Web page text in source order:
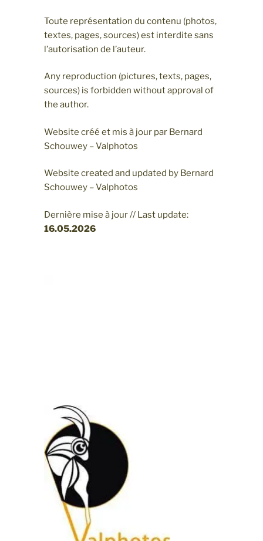
Toute représentation du contenu (photos,
textes, pages, sources) est interdite sans
l’autorisation de l’auteur.
Any reproduction (pictures, texts, pages,
sources) is forbidden without approval of
the author.
Website créé et mis à jour par Bernard
Schouwey – Valphotos
Website created and updated by Bernard
Schouwey – Valphotos
Dernière mise à jour // Last update:
16.05.2026